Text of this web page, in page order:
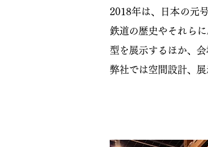
2018年は、日本の元
鉄道の歴史やそれら
型を展示するほか、
弊社では空間設計、